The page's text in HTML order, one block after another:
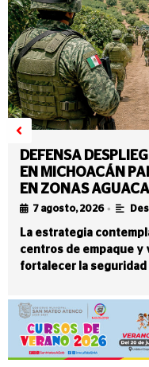
DEFENSA
EN MICHOACÁN
EN ZONAS
7 agosto, 2026 •
La estrategia
centros de empaque y
fortalecer la